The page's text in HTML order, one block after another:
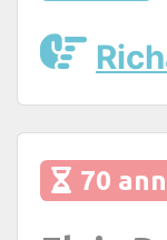
70